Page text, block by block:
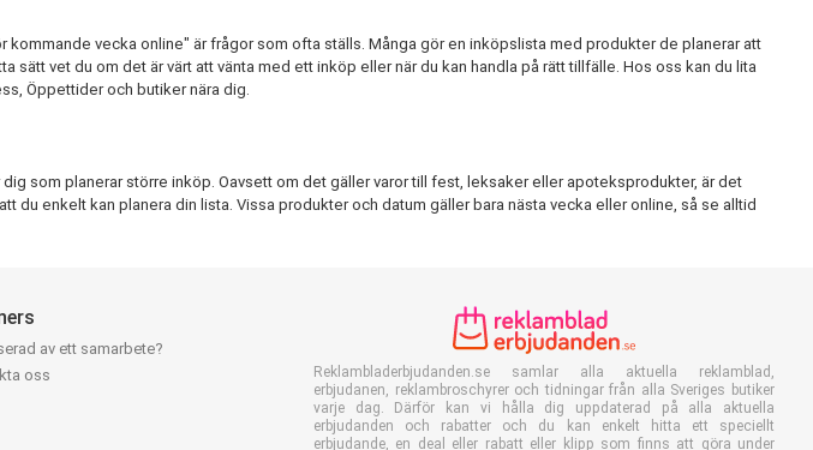
vecka online" är frågor som ofta ställs. Många gör en inköpslista med produkter de planerar att
vet du om det är värt att vänta med ett inköp eller när du kan handla på rätt tillfälle. Hos oss kan du lita
Öppettider och butiker nära dig.
som planerar större inköp. Oavsett om det gäller varor till fest, leksaker eller apoteksprodukter, är det
du enkelt kan planera din lista. Vissa produkter och datum gäller bara nästa vecka eller online, så se alltid
av ett samarbete?
oss
Reklambladerbjudanden.se samlar alla aktuella reklamblad,
erbjudanen, reklambroschyrer och tidningar från alla Sveriges butiker
varje dag. Därför kan vi hålla dig uppdaterad på alla aktuella
erbjudanden och rabatter och du kan enkelt hitta ett speciellt
erbjudande, en deal eller rabatt eller klipp som finns att göra under